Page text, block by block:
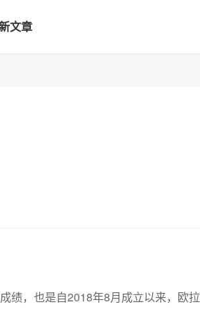
文章
绩，也是自2018年8月成立以来，欧拉